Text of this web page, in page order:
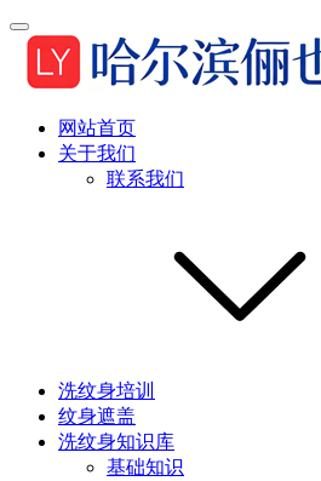
网站首页
关于我们
联系我们
洗纹身培训
纹身遮盖
洗纹身知识库
基础知识